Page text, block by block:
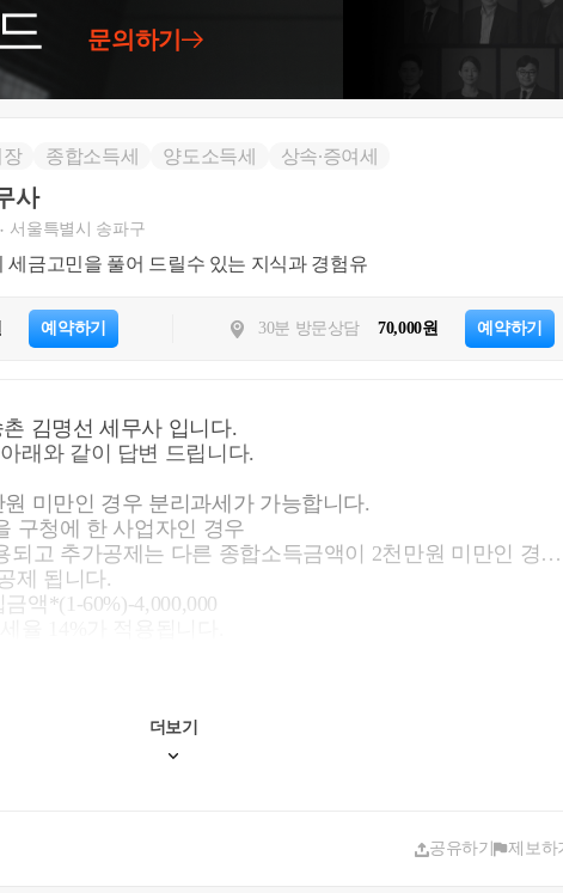
문의하기
장 종합소득세 양도소득세 상속∙증여세
사
서울특별시 송파구
세금고민을 풀어 드릴수 있는 지식과 경험유
예약하기 30분 방문상담 70,000원 예약하기
김명선 세무사 입니다.
래와 같이 답변 드립니다.
미만인 경우 분리과세가 가능합니다.
구청에 한 사업자인 경우
되고 추가공제는 다른 종합소득금액이 2천만원 미만인 경우
제 됩니다.
액*(1-60%)-4,000,000
을 하지아니한 경우
되고 다른 종합소득금액이 2천만원 미만인 경우 추가공제는
더보기
공유하기 제보하